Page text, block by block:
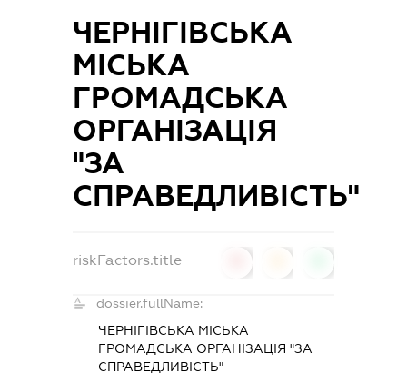
ЧЕРНІГІВСЬКА
МІСЬКА
ГРОМАДСЬКА
ОРГАНІЗАЦІЯ
"ЗА
СПРАВЕДЛИВІСТЬ"
riskFactors.title
dossier.fullName:
ЧЕРНІГІВСЬКА МІСЬКА
ГРОМАДСЬКА ОРГАНІЗАЦІЯ "ЗА
СПРАВЕДЛИВІСТЬ"